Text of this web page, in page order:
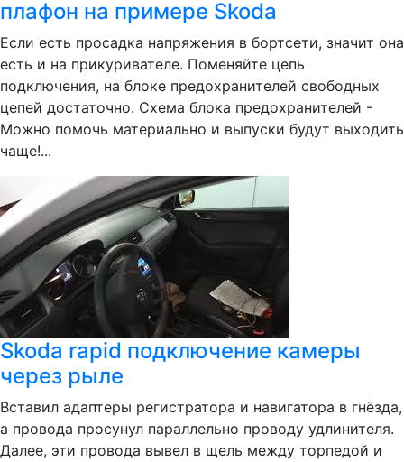
плафон на примере Skoda
Если есть просадка напряжения в бортсети, значит она
есть и на прикуривателе. Поменяйте цепь
подключения, на блоке предохранителей свободных
цепей достаточно. Схема блока предохранителей -
Можно помочь материально и выпуски будут выходить
чаще!...
Skoda rapid подключение камеры
через рыле
Вставил адаптеры регистратора и навигатора в гнёзда,
а провода просунул параллельно проводу удлинителя.
Далее, эти провода вывел в щель между торпедой и